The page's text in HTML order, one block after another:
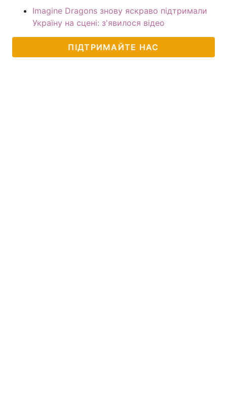
Imagine Dragons знову яскраво підтримали
Україну на сцені: з'явилося відео
ПІДТРИМАЙТЕ НАС